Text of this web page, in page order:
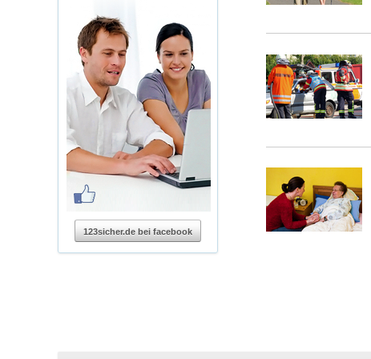
123sicher.de bei facebook